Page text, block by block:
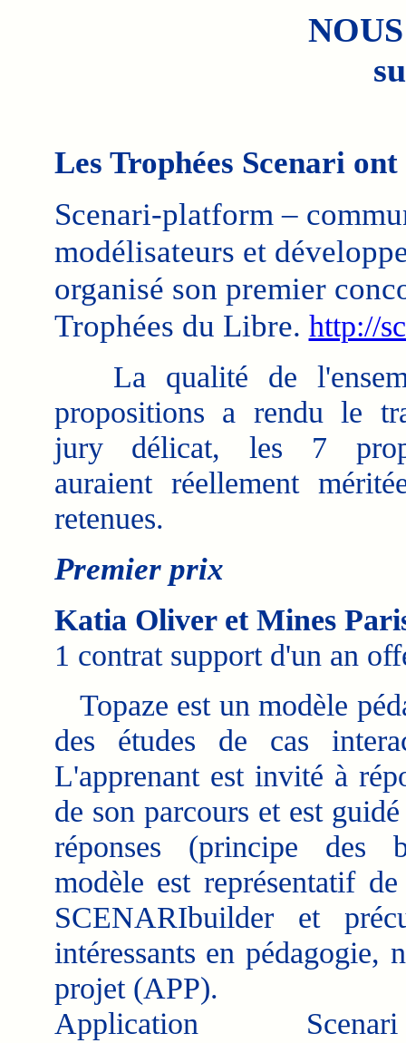
Les Trophées Scenari
Scenari-platform –
modélisateurs et
organisé son premier
Trophées du Libre. http://
La qualité de
propositions a rendu le
jury délicat, les 7
auraient réellement
retenues.
Premier prix
Katia Oliver et Mines
1 contrat support d'un an
Topaze est un modèle
des études de cas
L'apprenant est invité à
de son parcours et est
réponses (principe des
modèle est représentatif
SCENARIbuilder et
intéressants en pédagogie,
projet (APP).
Application